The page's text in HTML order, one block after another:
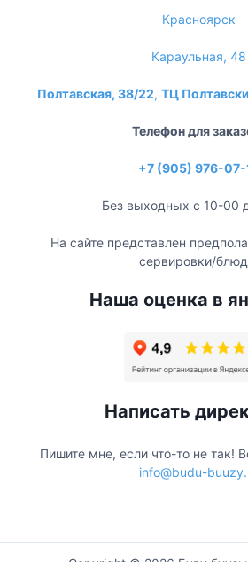
Красноярск
Караульная, 48
Полтавская, 38/22, ТЦ
Телефон для
+7 (905) 976-07-
Без выходных с 10-00
На сайте представлен
сервировки/
Наша оценка в
Написать
Пишите мне, если что-то не так!
info@budu-